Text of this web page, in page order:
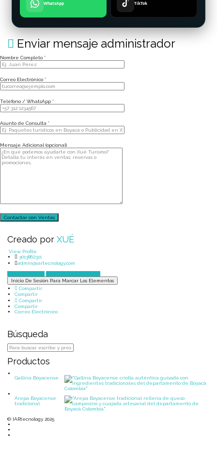
WhatsApp TikTok
Enviar mensaje administrador
Nombre Completo *
Correo Electrónico *
Teléfono / WhatsApp *
Asunto de Consulta *
Mensaje Adicional (opcional)
Creado por XUÉ
View Profile
3013862311
admin@iartecnology.com
Inicio De Sesión Para Marcar Los Elementos
Compartir
Compartir
Compartir
Compartir
Correo Electrónico
Búsqueda
Productos
Gallina Boyacense
Arepa Boyacense
tradicional
© IARtecnology 2025